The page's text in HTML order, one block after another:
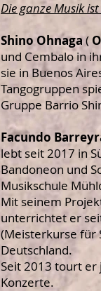
Die ganze Musik
Shino Ohnaga(
und Cembalo in
sie in Buenos
Tangogruppen
Gruppe Barrio
Facundo
lebt seit 2017 in
Bandoneon und
Musikschule
Mit seinem
unterrichtet er
(Meisterkurse für
Deutschland.
Seit 2013 tourt er
Konzerte.